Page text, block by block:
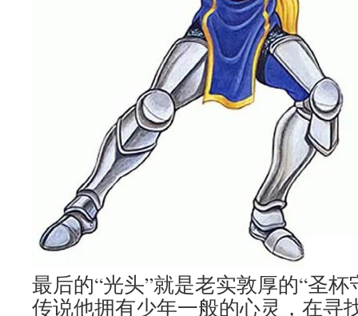
最后的“光头”就是老实敦厚的“圣
传说他拥有少年一般的心灵，在寻